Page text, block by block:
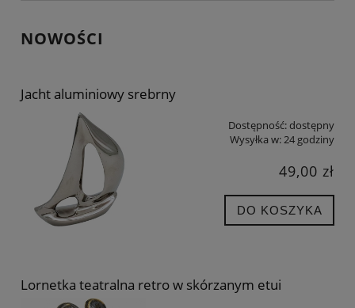
NOWOŚCI
Jacht aluminiowy srebrny
Dostępność:dostępny
Wysyłka w:24 godziny
49,00 zł
DO KOSZYKA
Lornetka teatralna retro w skórzanym etui